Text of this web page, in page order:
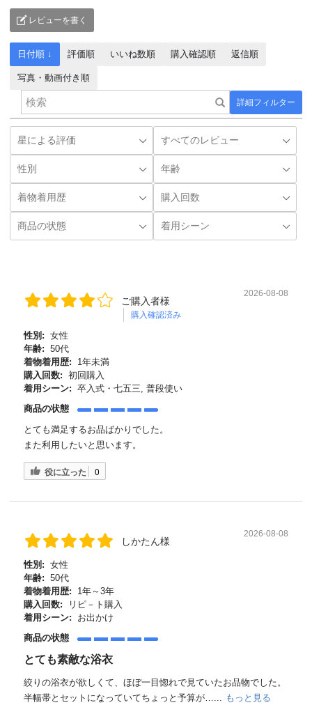
レビューを書く
詳細フィルター
日付順 ↓ 評価順 いいね数順 購入確認順 返信順
写真・動画付き順
ご購入者様
購入確認済み
2026-08-08
性別: 女性
年齢: 50代
着物着用歴:
1年未満
購入回数: 初回購入
着用シーン: 卒入式・七五三, 普段使い
商品の状態
とても満足するお品ばかりでした。
また利用したいと思います。
役に立った 0
しかたん様
2026-08-08
性別: 女性
年齢: 50代
着物着用歴:
1年～3年
購入回数:
リピ－ト購入
着用シーン:
お出かけ
商品の状態
とても素敵な浴衣
絞りの浴衣が欲しくて、ほぼ一目惚れで見ていたお品物でした。
半幅帯とセットになっていてちょっと予算が…...
もっと見る